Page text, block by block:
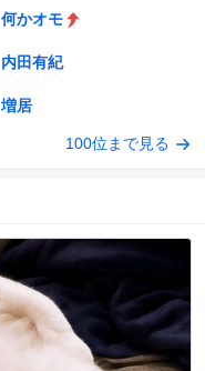
何かオモ
内田有紀
増居
100位まで見る